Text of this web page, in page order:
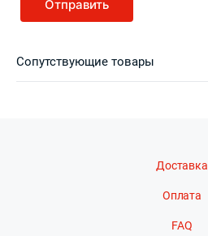
Сопутствующие товары
Доставка
Оплата
FAQ